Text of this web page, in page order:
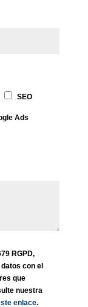
SEO
Ads
RGPD,
con el
que
nuestra
enlace.